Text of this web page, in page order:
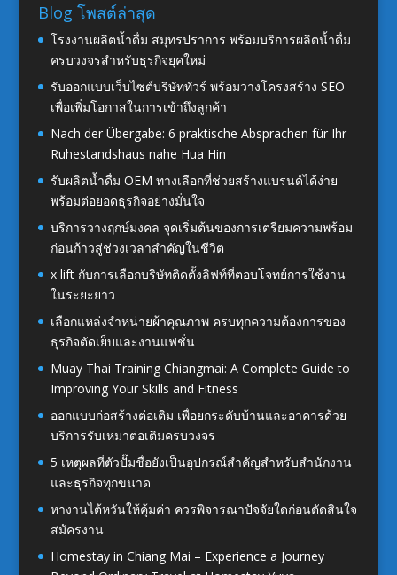
Blog โพสต์ล่าสุด
โรงงานผลิตน้ำดื่ม สมุทรปราการ พร้อมบริการผลิตน้ำดื่ม
ครบวงจรสำหรับธุรกิจยุคใหม่
รับออกแบบเว็บไซต์บริษัททัวร์ พร้อมวางโครงสร้าง SEO
เพื่อเพิ่มโอกาสในการเข้าถึงลูกค้า
Nach der Übergabe: 6 praktische Absprachen für Ihr
Ruhestandshaus nahe Hua Hin
รับผลิตน้ำดื่ม OEM ทางเลือกที่ช่วยสร้างแบรนด์ได้ง่าย
พร้อมต่อยอดธุรกิจอย่างมั่นใจ
บริการวางฤกษ์มงคล จุดเริ่มต้นของการเตรียมความพร้อม
ก่อนก้าวสู่ช่วงเวลาสำคัญในชีวิต
x lift กับการเลือกบริษัทติดตั้งลิฟท์ที่ตอบโจทย์การใช้งาน
ในระยะยาว
เลือกแหล่งจำหน่ายผ้าคุณภาพ ครบทุกความต้องการของ
ธุรกิจตัดเย็บและงานแฟชั่น
Muay Thai Training Chiangmai: A Complete Guide to
Improving Your Skills and Fitness
ออกแบบก่อสร้างต่อเติม เพื่อยกระดับบ้านและอาคารด้วย
บริการรับเหมาต่อเติมครบวงจร
5 เหตุผลที่ตัวปั๊มชื่อยังเป็นอุปกรณ์สำคัญสำหรับสำนักงาน
และธุรกิจทุกขนาด
หางานไต้หวันให้คุ้มค่า ควรพิจารณาปัจจัยใดก่อนตัดสินใจ
สมัครงาน
Homestay in Chiang Mai – Experience a Journey